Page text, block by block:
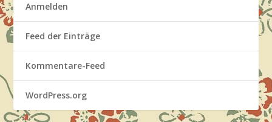
Anmelden
Feed der Einträge
Kommentare-Feed
WordPress.org